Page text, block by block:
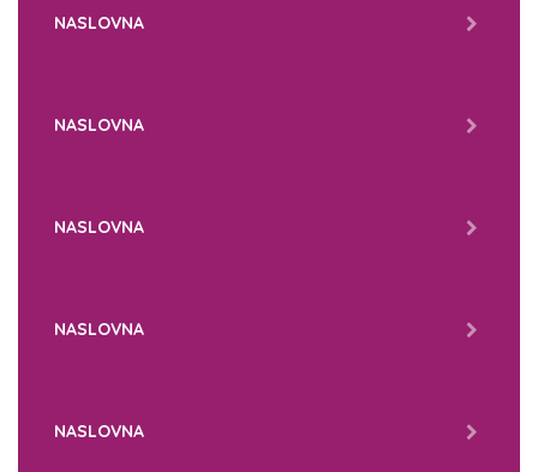
NASLOVNA
NASLOVNA
NASLOVNA
NASLOVNA
NASLOVNA